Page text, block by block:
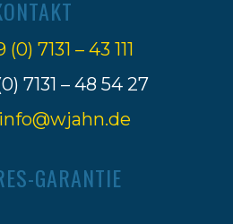
(0) 7131 – 43 111
7131 – 48 54 27
info@wjahn.de
GARANTIE